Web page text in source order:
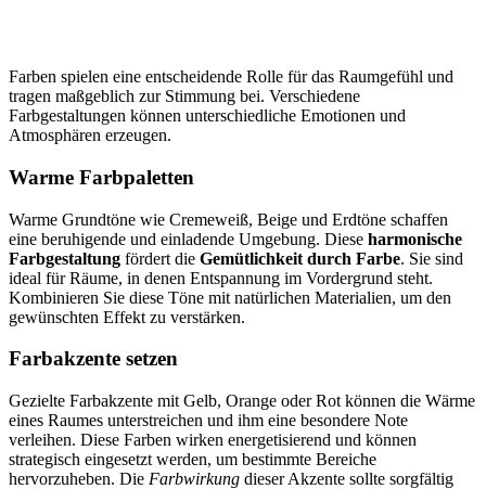
Farben spielen eine entscheidende Rolle für das Raumgefühl und
tragen maßgeblich zur Stimmung bei. Verschiedene
Farbgestaltungen können unterschiedliche Emotionen und
Atmosphären erzeugen.
Warme Farbpaletten
Warme Grundtöne wie Cremeweiß, Beige und Erdtöne schaffen
eine beruhigende und einladende Umgebung. Diese harmonische
Farbgestaltung fördert die Gemütlichkeit durch Farbe. Sie sind
ideal für Räume, in denen Entspannung im Vordergrund steht.
Kombinieren Sie diese Töne mit natürlichen Materialien, um den
gewünschten Effekt zu verstärken.
Farbakzente setzen
Gezielte Farbakzente mit Gelb, Orange oder Rot können die Wärme
eines Raumes unterstreichen und ihm eine besondere Note
verleihen. Diese Farben wirken energetisierend und können
strategisch eingesetzt werden, um bestimmte Bereiche
hervorzuheben. Die Farbwirkung dieser Akzente sollte sorgfältig